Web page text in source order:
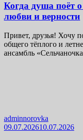
Когда душа поёт
любви и верности
Привет, друзья! Хочу
общего тёплого и
ансамбль
adminnorovka
09.07.202610.07.2026